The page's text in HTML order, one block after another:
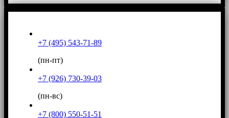
+7 (495) 543-71-89
(пн-пт)
+7 (926) 730-39-03
(пн-вс)
+7 (800) 550-51-51